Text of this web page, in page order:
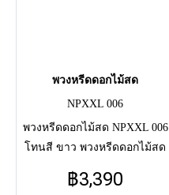
พวงหรีดดอกไม้สด
NPXXL 006
พวงหรีดดอกไม้สด NPXXL 006
โทนสี ขาว พวงหรีดดอกไม้สด
ครั้งสุดท้าย จัดโดยช่างมือ
฿3,390